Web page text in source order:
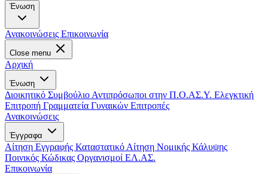
Ένωση
Ανακοινώσεις Επικοινωνία
Close menu
Αρχική
Ένωση
Διοικητικό Συμβούλιο Αντιπρόσωποι στην Π.Ο.ΑΣ.Υ. Ελεγκτική
Επιτροπή Γραμματεία Γυναικών Επιτροπές
Ανακοινώσεις
Έγγραφα
Αίτηση Εγγραφής Καταστατικό Αίτηση Νομικής Κάλυψης
Ποινικός Κώδικας Οργανισμοί ΕΛ.ΑΣ.
Επικοινωνία